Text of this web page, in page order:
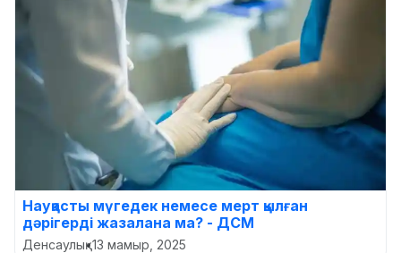
Науқасты мүгедек немесе мерт қылған
дәрігерді жазалана ма? - ДСМ
Денсаулық•13 мамыр, 2025